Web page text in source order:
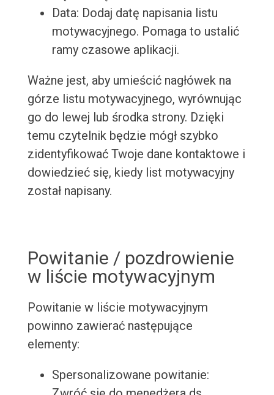
Data: Dodaj datę napisania listu
motywacyjnego. Pomaga to ustalić
ramy czasowe aplikacji.
Ważne jest, aby umieścić nagłówek na
górze listu motywacyjnego, wyrównując
go do lewej lub środka strony. Dzięki
temu czytelnik będzie mógł szybko
zidentyfikować Twoje dane kontaktowe i
dowiedzieć się, kiedy list motywacyjny
został napisany.
Powitanie / pozdrowienie
w liście motywacyjnym
Powitanie w liście motywacyjnym
powinno zawierać następujące
elementy:
Spersonalizowane powitanie: